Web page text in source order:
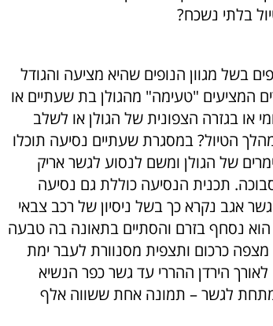
בלתי נשכח?
בשל מגוון הנופים שהיא מציעה והגודל
המציעים "טעימה" מהגולן בת שעתיים או
או בגזרה הצפונית של הגולן או לשלב
הטיול? במסגרת שעתיים נסיעה תוכלו
של הגולן ומשם לנסוע לגשר אריק
תכנית הנסיעה כוללת גם נסיעה
אגב נקרא כך בשל ניסיון של רכב צבאי
הוא נסחף בזרם והסתיים בתאונה בה טבעה
כרכום ותצפית מסנוורת לעבר ימת
הירדן ההררי עד גשר כפר הנשיא
לגשר – תמונה אחת ששווה אלף